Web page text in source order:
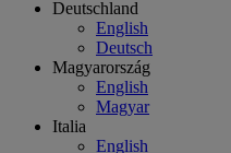
Deutschland
English
Deutsch
Magyarország
English
Magyar
Italia
English